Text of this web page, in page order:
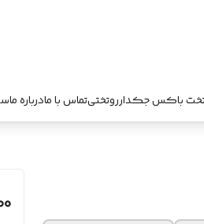
باکس جکدارروتختیتماس با مادرباره ما